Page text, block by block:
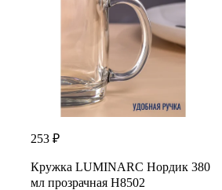
253 ₽
Кружка LUMINARC Нордик 380
мл прозрачная H8502